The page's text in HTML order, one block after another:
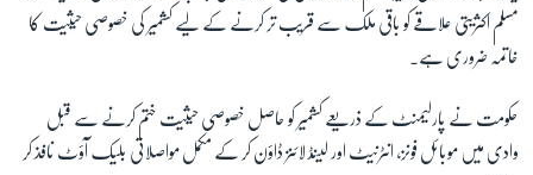
مسلم اکثریتی علاقے کو باقی ملک سے قریب تر کرنے کے لیے کشمیر کی خصوصی حیثیت کا
خاتمہ ضروری ہے۔
حکومت نے پارلیمنٹ کے ذریعے کشمیر کو حاصل خصوصی حیثیت ختم کرنے سے قبل
وادی میں موبائل فونز، انٹرنیٹ اور لینڈ لائنز ڈاؤن کر کے مکمل مواصلاتی بلیک آؤٹ نافذ کر